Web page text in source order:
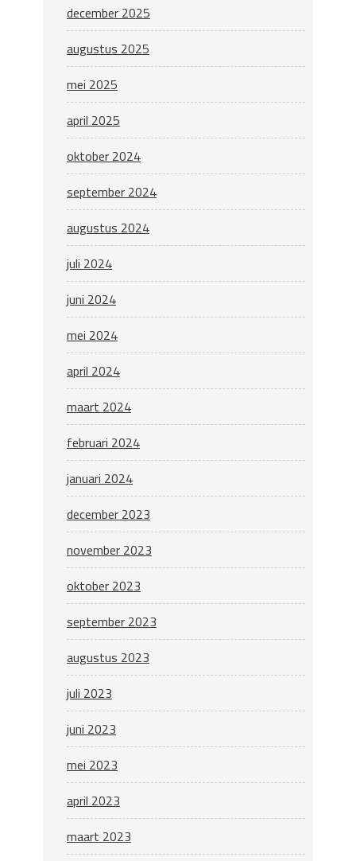
december 2025
augustus 2025
mei 2025
april 2025
oktober 2024
september 2024
augustus 2024
juli 2024
juni 2024
mei 2024
april 2024
maart 2024
februari 2024
januari 2024
december 2023
november 2023
oktober 2023
september 2023
augustus 2023
juli 2023
juni 2023
mei 2023
april 2023
maart 2023